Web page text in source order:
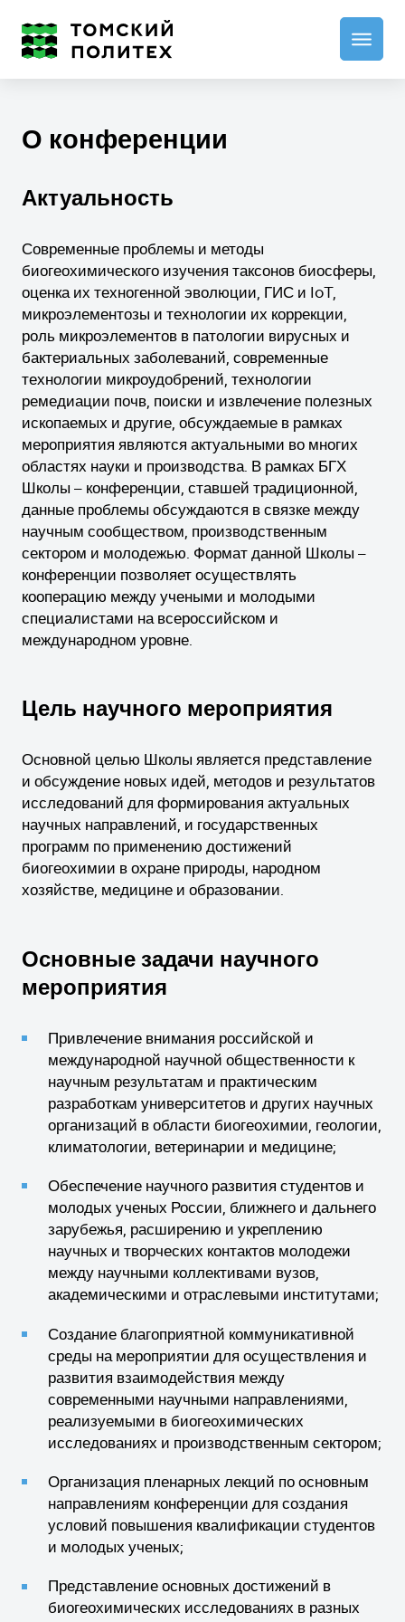
О конференции
Актуальность
Современные проблемы и методы
биогеохимического изучения таксонов биосферы,
оценка их техногенной эволюции, ГИС и IoT,
микроэлементозы и технологии их коррекции,
роль микроэлементов в патологии вирусных и
бактериальных заболеваний, современные
технологии микроудобрений, технологии
ремедиации почв, поиски и извлечение полезных
ископаемых и другие, обсуждаемые в рамках
мероприятия являются актуальными во многих
областях науки и производства. В рамках БГХ
Школы – конференции, ставшей традиционной,
данные проблемы обсуждаются в связке между
научным сообществом, производственным
сектором и молодежью. Формат данной Школы –
конференции позволяет осуществлять
кооперацию между учеными и молодыми
специалистами на всероссийском и
международном уровне.
Цель научного мероприятия
Основной целью Школы является представление
и обсуждение новых идей, методов и результатов
исследований для формирования актуальных
научных направлений, и государственных
программ по применению достижений
биогеохимии в охране природы, народном
хозяйстве, медицине и образовании.
Основные задачи научного
мероприятия
Привлечение внимания российской и
международной научной общественности к
научным результатам и практическим
разработкам университетов и других научных
организаций в области биогеохимии, геологии,
климатологии, ветеринарии и медицине;
Обеспечение научного развития студентов и
молодых ученых России, ближнего и дальнего
зарубежья, расширению и укреплению
научных и творческих контактов молодежи
между научными коллективами вузов,
академическими и отраслевыми институтами;
Создание благоприятной коммуникативной
среды на мероприятии для осуществления и
развития взаимодействия между
современными научными направлениями,
реализуемыми в биогеохимических
исследованиях и производственным сектором;
Организация пленарных лекций по основным
направлениям конференции для создания
условий повышения квалификации студентов
и молодых ученых;
Представление основных достижений в
биогеохимических исследованиях в разных